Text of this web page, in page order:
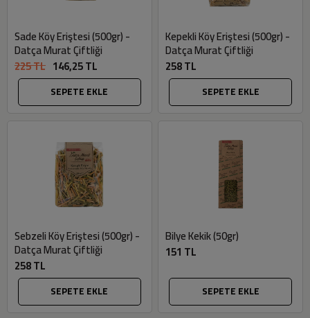
Sade Köy Eriştesi (500gr) -
Datça Murat Çiftliği
225 TL 146,25 TL
SEPETE EKLE
Kepekli Köy Eriştesi (500gr) -
Datça Murat Çiftliği
258 TL
SEPETE EKLE
Sebzeli Köy Eriştesi (500gr) -
Datça Murat Çiftliği
258 TL
SEPETE EKLE
Bilye Kekik (50gr)
151 TL
SEPETE EKLE